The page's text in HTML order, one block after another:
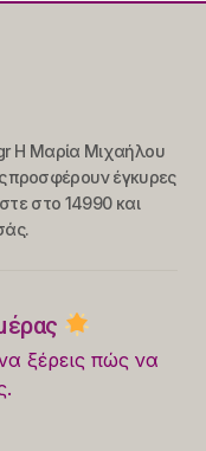
Η Μαρία Μιχαήλου
προσφέρουν έγκυρες
στο 14990 και
ξέρεις πώς να